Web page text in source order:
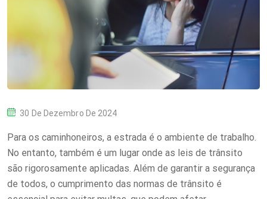
P
S
T
E
D
30 De Dezembro De 2024
Para os caminhoneiros, a estrada é o ambiente de trabalho.
No entanto, também é um lugar onde as leis de trânsito
são rigorosamente aplicadas. Além de garantir a segurança
de todos, o cumprimento das normas de trânsito é